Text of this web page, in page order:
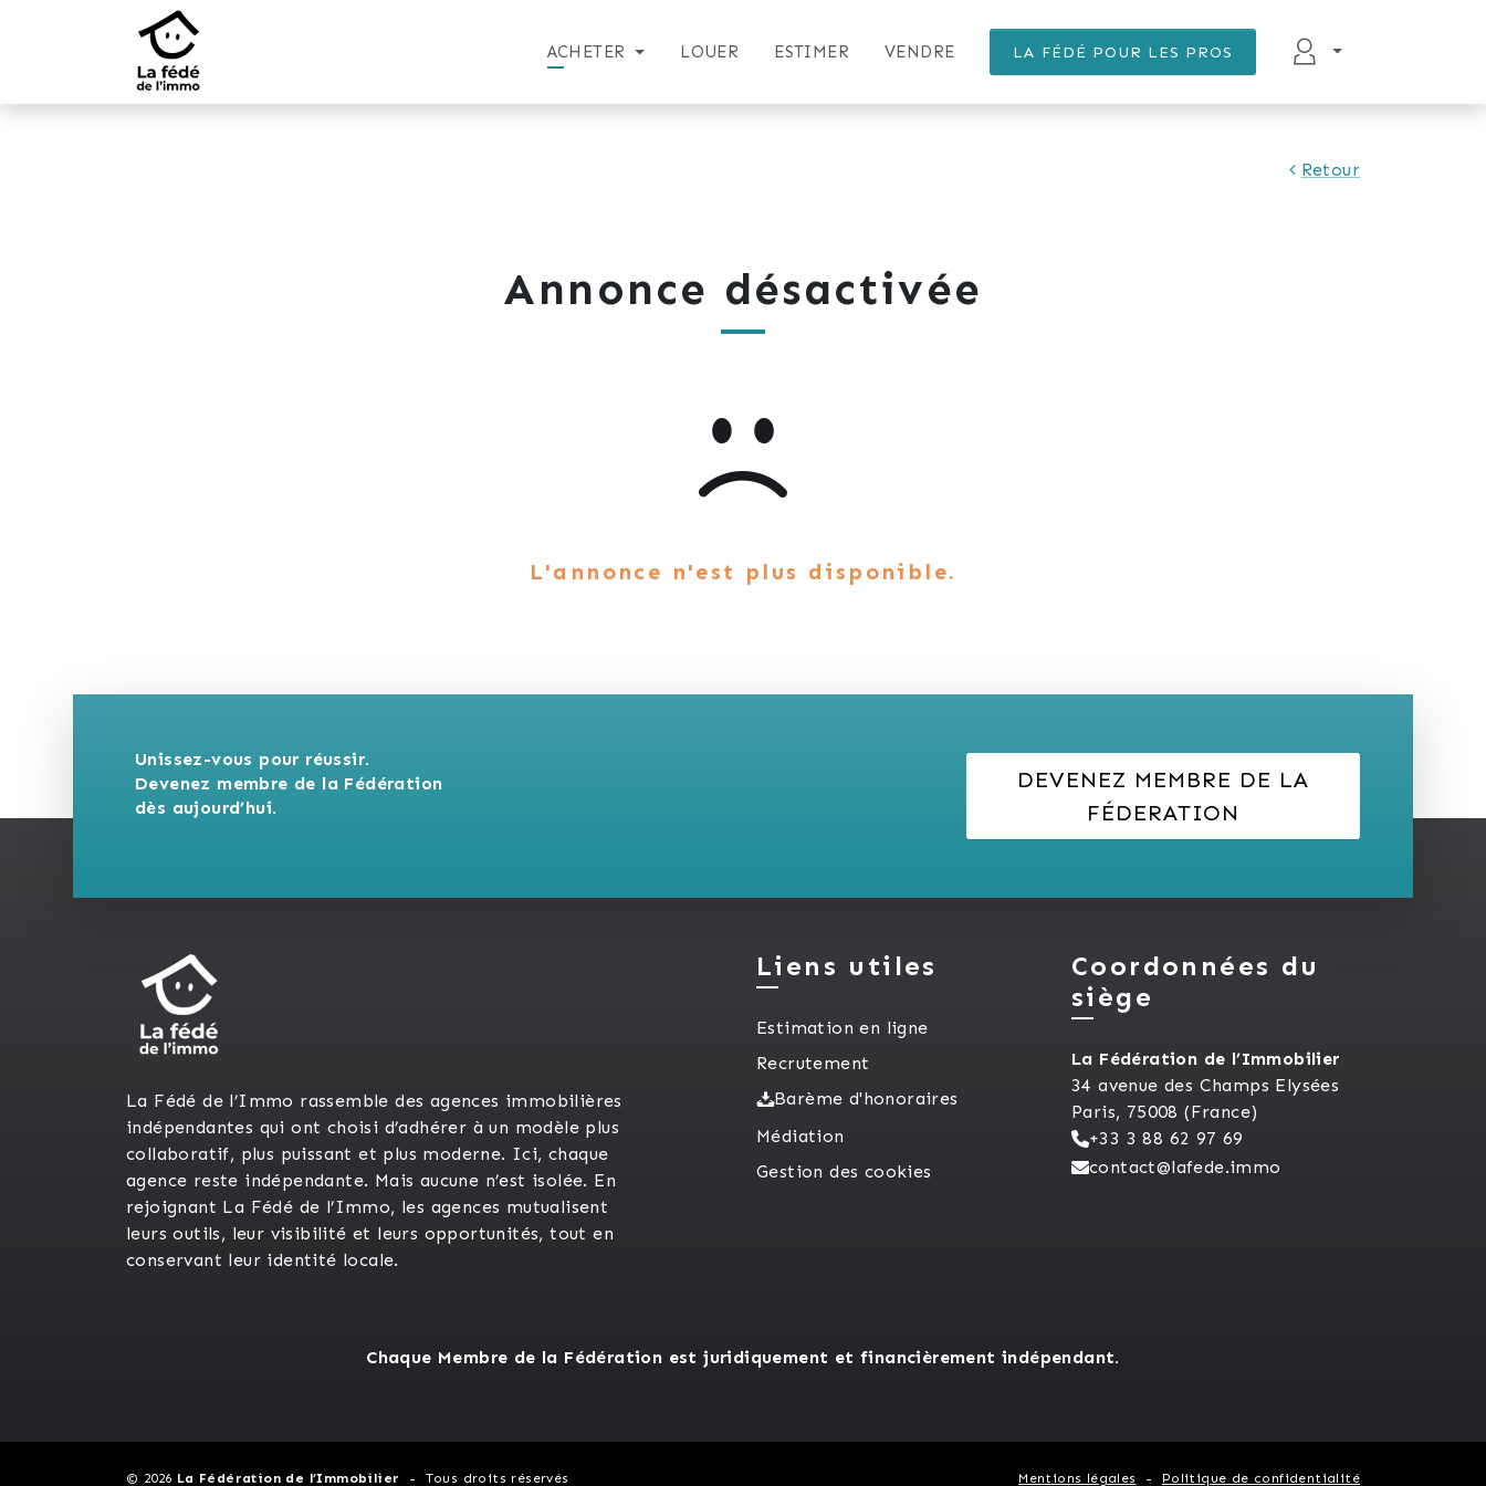
ACHETER LOUER ESTIMER VENDRE LA FÉDÉ POUR LES PROS
Retour
Annonce désactivée
L'annonce n'est plus disponible.
Unissez-vous pour réussir.
Devenez membre de la Fédération
dès aujourd’hui.
DEVENEZ MEMBRE DE LA
FÉDERATION
La Fédé de l’Immo rassemble des agences immobilières
indépendantes qui ont choisi d’adhérer à un modèle plus
collaboratif, plus puissant et plus moderne. Ici, chaque
agence reste indépendante. Mais aucune n’est isolée. En
rejoignant La Fédé de l’Immo, les agences mutualisent
leurs outils, leur visibilité et leurs opportunités, tout en
conservant leur identité locale.
Liens utiles
Estimation en ligne
Recrutement
Barème d'honoraires
Médiation
Gestion des cookies
Coordonnées du
siège
La Fédération de l’Immobilier
34 avenue des Champs Elysées
Paris, 75008 (France)
+33 3 88 62 97 69
contact@lafede.immo
Chaque Membre de la Fédération est juridiquement et financièrement indépendant.
© 2026 La Fédération de l’Immobilier Tous droits réservés Mentions légales Politique de confidentialité